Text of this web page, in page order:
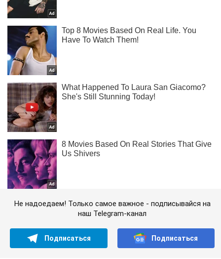
Не надоедаем! Только самое важное - подписывайся на
наш Telegram-канал
Подписаться Подписаться